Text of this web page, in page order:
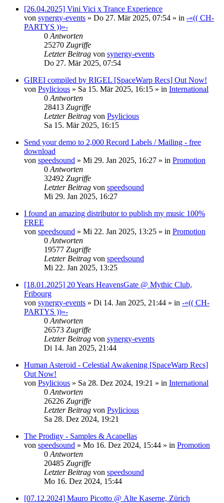
[26.04.2025] Vini Vici x Trance Experience
von synergy-events » Do 27. Mär 2025, 07:54 » in -«(( CH-
PARTYS ))»-
0 Antworten
25270 Zugriffe
Letzter Beitrag von synergy-events
Do 27. Mär 2025, 07:54
GIREI compiled by RIGEL [SpaceWarp Recs] Out Now!
von Psylicious » Sa 15. Mär 2025, 16:15 » in International
0 Antworten
28413 Zugriffe
Letzter Beitrag von Psylicious
Sa 15. Mär 2025, 16:15
Send your demo to 2,000 Record Labels / Mailing - free
download
von speedsound » Mi 29. Jan 2025, 16:27 » in Promotion
0 Antworten
32492 Zugriffe
Letzter Beitrag von speedsound
Mi 29. Jan 2025, 16:27
I found an amazing distributor to publish my music 100%
FREE
von speedsound » Mi 22. Jan 2025, 13:25 » in Promotion
0 Antworten
19577 Zugriffe
Letzter Beitrag von speedsound
Mi 22. Jan 2025, 13:25
[18.01.2025] 20 Years HeavensGate @ Mythic Club,
Fribourg
von synergy-events » Di 14. Jan 2025, 21:44 » in -«(( CH-
PARTYS ))»-
0 Antworten
26573 Zugriffe
Letzter Beitrag von synergy-events
Di 14. Jan 2025, 21:44
Human Asteroid - Celestial Awakening [SpaceWarp Recs]
Out Now!
von Psylicious » Sa 28. Dez 2024, 19:21 » in International
0 Antworten
26226 Zugriffe
Letzter Beitrag von Psylicious
Sa 28. Dez 2024, 19:21
The Prodigy - Samples & Acapellas
von speedsound » Mo 16. Dez 2024, 15:44 » in Promotion
0 Antworten
20485 Zugriffe
Letzter Beitrag von speedsound
Mo 16. Dez 2024, 15:44
[07.12.2024] Mauro Picotto @ Alte Kaserne, Zürich